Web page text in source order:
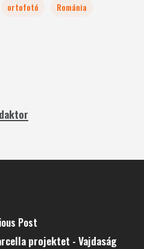
ortofotó
Románia
Post
projektet - Vajdaság